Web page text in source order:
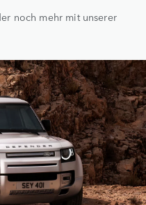
noch mehr mit unserer